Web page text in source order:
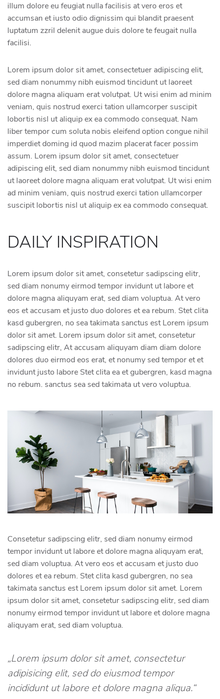
illum dolore eu feugiat nulla facilisis at vero eros et
accumsan et iusto odio dignissim qui blandit praesent
luptatum zzril delenit augue duis dolore te feugait nulla
facilisi.
Lorem ipsum dolor sit amet, consectetuer adipiscing elit,
sed diam nonummy nibh euismod tincidunt ut laoreet
dolore magna aliquam erat volutpat. Ut wisi enim ad minim
veniam, quis nostrud exerci tation ullamcorper suscipit
lobortis nisl ut aliquip ex ea commodo consequat. Nam
liber tempor cum soluta nobis eleifend option congue nihil
imperdiet doming id quod mazim placerat facer possim
assum. Lorem ipsum dolor sit amet, consectetuer
adipiscing elit, sed diam nonummy nibh euismod tincidunt
ut laoreet dolore magna aliquam erat volutpat. Ut wisi enim
ad minim veniam, quis nostrud exerci tation ullamcorper
suscipit lobortis nisl ut aliquip ex ea commodo consequat.
DAILY INSPIRATION
Lorem ipsum dolor sit amet, consetetur sadipscing elitr,
sed diam nonumy eirmod tempor invidunt ut labore et
dolore magna aliquyam erat, sed diam voluptua. At vero
eos et accusam et justo duo dolores et ea rebum. Stet clita
kasd gubergren, no sea takimata sanctus est Lorem ipsum
dolor sit amet. Lorem ipsum dolor sit amet, consetetur
sadipscing elitr, At accusam aliquyam diam diam dolore
dolores duo eirmod eos erat, et nonumy sed tempor et et
invidunt justo labore Stet clita ea et gubergren, kasd magna
no rebum. sanctus sea sed takimata ut vero voluptua.
Consetetur sadipscing elitr, sed diam nonumy eirmod
tempor invidunt ut labore et dolore magna aliquyam erat,
sed diam voluptua. At vero eos et accusam et justo duo
dolores et ea rebum. Stet clita kasd gubergren, no sea
takimata sanctus est Lorem ipsum dolor sit amet. Lorem
ipsum dolor sit amet, consetetur sadipscing elitr, sed diam
nonumy eirmod tempor invidunt ut labore et dolore magna
aliquyam erat, sed diam voluptua.
„Lorem ipsum dolor sit amet, consectetur
adipisicing elit, sed do eiusmod tempor
incididunt ut labore et dolore magna aliqua.“